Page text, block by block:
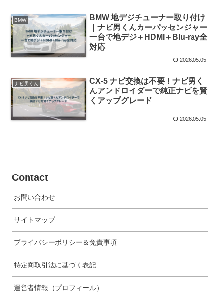
BMW
BMW 地デジチューナー取り付け
｜ナビ男くんカーパッセンジャー
一台で地デジ＋HDMI＋Blu-ray全
対応
2026.05.05
ナビ男くん
CX-5 ナビ交換は不要！ナビ男く
んアンドロイダーで純正ナビを賢
くアップグレード
2026.05.05
Contact
お問い合わせ
サイトマップ
プライバシーポリシー＆免責事項
特定商取引法に基づく表記
運営者情報（プロフィール）